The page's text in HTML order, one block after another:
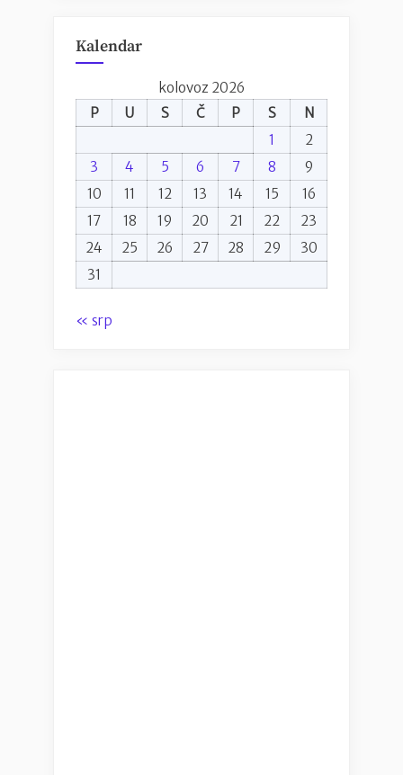
Kalendar
kolovoz 2026
P
U S Č P S
N
1
2
3
4 5 6 7 8
9
10
11 12 13 14 15
16
17
18 19 20 21 22
23
24
25 26 27 28 29
30
31
« srp